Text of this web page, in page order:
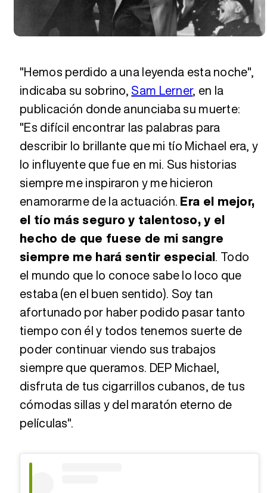
"Hemos perdido a una leyenda esta noche",
indicaba su sobrino, Sam Lerner, en la
publicación donde anunciaba su muerte:
"Es difícil encontrar las palabras para
describir lo brillante que mi tío Michael era, y
lo influyente que fue en mi. Sus historias
siempre me inspiraron y me hicieron
enamorarme de la actuación. Era el mejor,
el tío más seguro y talentoso, y el
hecho de que fuese de mi sangre
siempre me hará sentir especial. Todo
el mundo que lo conoce sabe lo loco que
estaba (en el buen sentido). Soy tan
afortunado por haber podido pasar tanto
tiempo con él y todos tenemos suerte de
poder continuar viendo sus trabajos
siempre que queramos. DEP Michael,
disfruta de tus cigarrillos cubanos, de tus
cómodas sillas y del maratón eterno de
películas".